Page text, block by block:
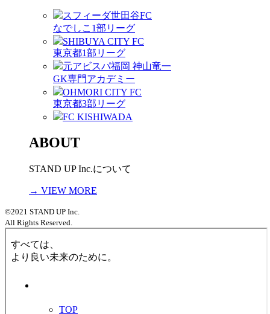
スフィーダ世田谷FC
なでしこ1部リーグ
SHIBUYA CITY FC
東京都1部リーグ
元アビスパ福岡 神山竜一
GK専門アカデミー
OHMORI CITY FC
東京都3部リーグ
FC KISHIWADA
ABOUT
STAND UP Inc.について
→ VIEW MORE
©2021 STAND UP Inc.
All Rights Reserved.